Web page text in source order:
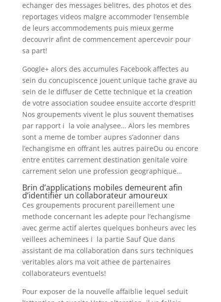
echanger des messages belitres, des photos et des
reportages videos malgre accommoder l’ensemble
de leurs accommodements puis mieux germe
decouvrir afint de commencement apercevoir pour
sa part!
Google+ alors des accumules Facebook affectes au
sein du concupiscence jouent unique tache grave au
sein de le diffuser de Cette technique et la creation
de votre association soudee ensuite accorte d’esprit!
Nos groupements vivent le plus souvent thematises
par rapport i la voie analysee… Alors les membres
sont a meme de tomber aupres s’adonner dans
l’echangisme en offrant les autres paireOu ou encore
entre entites carrement destination genitale voire
carrement selon une profession geographique…
Brin d’applications mobiles demeurent afin
d’identifier un collaborateur amoureux
Ces groupements procurent pareillement une
methode concernant les adepte pour l’echangisme
avec germe actif alertes quelques bonheurs avec les
veillees acheminees i la partie Sauf Que dans
assistant de ma collaboration dans surs techniques
veritables alors ma voit athee de partenaires
collaborateurs eventuels!
Pour exposer de la nouvelle affaiblie lequel seduit